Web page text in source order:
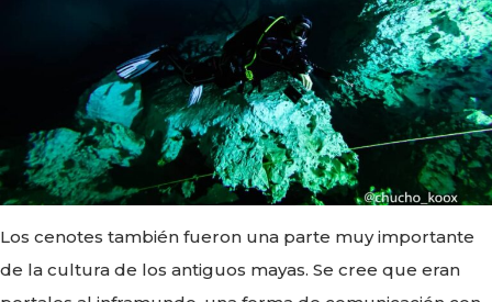
Los cenotes también fueron una parte muy importante
de la cultura de los antiguos mayas. Se cree que eran